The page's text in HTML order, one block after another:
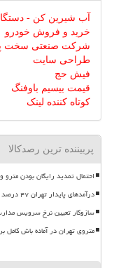
آب شیرین کن -
خرید و فروش خودرو
شرکت صنعتی سخت
طراحی سایت
فیش حج
قیمت بیسیم باوفنگ
کوتاه کننده لینک
پربیننده ترین رصدکالا
احتمال تمدید رایگان بودن
درآمدهای پایدار تهران ۴۷ درصد رشد کرد
سازوکار تعیین نرخ سرویس
متروی تهران در آماده باش کامل